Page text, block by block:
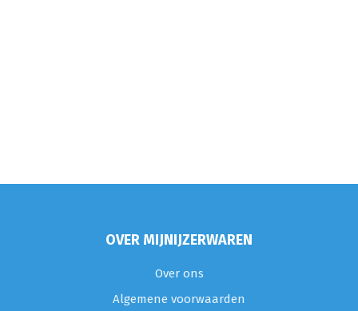
OVER MIJNIJZERWAREN
Over ons
Algemene voorwaarden